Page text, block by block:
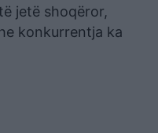
jetë shoqëror,
konkurrentja ka